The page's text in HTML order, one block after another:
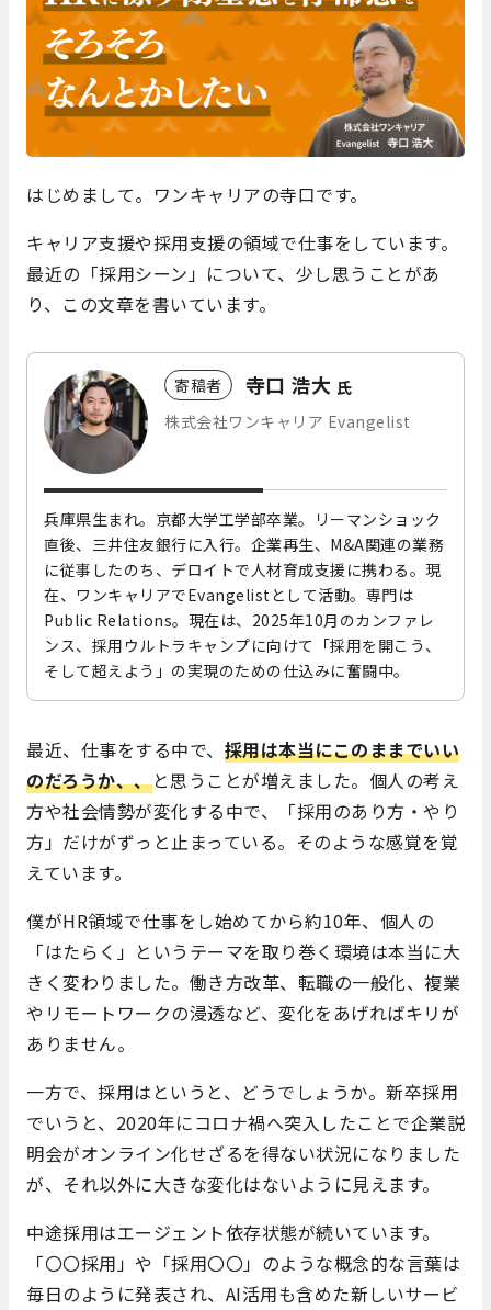
はじめまして。ワンキャリアの寺口です。
キャリア支援や採用支援の領域で仕事をしています。
最近の「採用シーン」について、少し思うことがあ
り、この文章を書いています。
寄稿者 寺口 浩大 氏
株式会社ワンキャリア Evangelist
兵庫県生まれ。京都大学工学部卒業。リーマンショック
直後、三井住友銀行に入行。企業再生、M&A関連の業務
に従事したのち、デロイトで人材育成支援に携わる。現
在、ワンキャリアでEvangelistとして活動。専門は
Public Relations。現在は、2025年10月のカンファレ
ンス、採用ウルトラキャンプに向けて「採用を開こう、
そして超えよう」の実現のための仕込みに奮闘中。
最近、仕事をする中で、 採用は本当にこのままでいい
のだろうか、、と思うことが増えました。個人の考え
方や社会情勢が変化する中で、「採用のあり方・やり
方」だけがずっと止まっている。そのような感覚を覚
えています。
僕がHR領域で仕事をし始めてから約10年、個人の
「はたらく」というテーマを取り巻く環境は本当に大
きく変わりました。働き方改革、転職の一般化、複業
やリモートワークの浸透など、変化をあげればキリが
ありません。
一方で、採用はというと、どうでしょうか。新卒採用
でいうと、2020年にコロナ禍へ突入したことで企業説
明会がオンライン化せざるを得ない状況になりました
が、それ以外に大きな変化はないように見えます。
中途採用はエージェント依存状態が続いています。
「〇〇採用」や「採用〇〇」のような概念的な言葉は
毎日のように発表され、AI活用も含めた新しいサービ